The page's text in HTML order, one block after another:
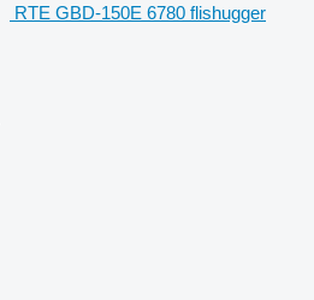
RTE GBD-150E 6780 flishugger